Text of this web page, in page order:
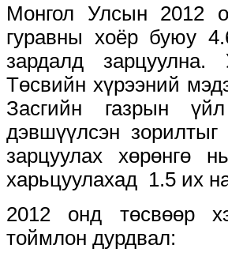
Монгол Улсын 2012
гуравны хоёр буюу
зардалд
Төсвийн хүрээний
Засгийн газрын
дэвшүүлсэн зорилтыг
зарцуулах хөрөнгө
харьцуулахад 1.5 их
2012 онд төсвөөр
тоймлон дурдвал: